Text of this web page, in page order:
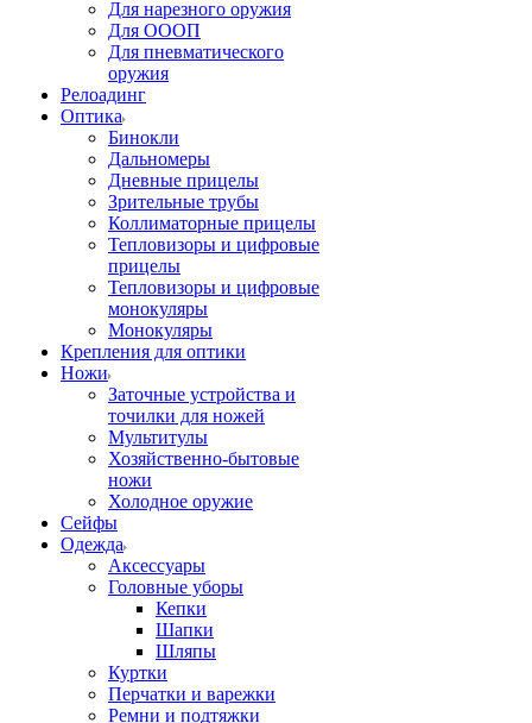
Для нарезного оружия
Для ОООП
Для пневматического
оружия
Релоадинг
Оптика
Бинокли
Дальномеры
Дневные прицелы
Зрительные трубы
Коллиматорные прицелы
Тепловизоры и цифровые
прицелы
Тепловизоры и цифровые
монокуляры
Монокуляры
Крепления для оптики
Ножи
Заточные устройства и
точилки для ножей
Мультитулы
Хозяйственно-бытовые
ножи
Холодное оружие
Сейфы
Одежда
Аксессуары
Головные уборы
Кепки
Шапки
Шляпы
Куртки
Перчатки и варежки
Ремни и подтяжки